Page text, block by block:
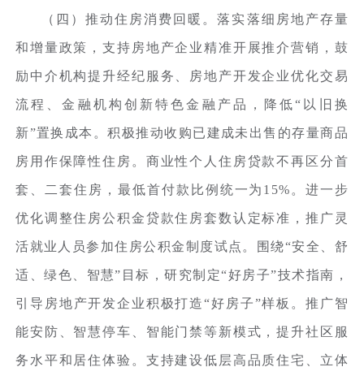
（四）推动住房消费回暖。落实落细房地产存量
和增量政策，支持房地产企业精准开展推介营销，鼓
励中介机构提升经纪服务、房地产开发企业优化交易
流程、金融机构创新特色金融产品，降低“以旧换
新”置换成本。积极推动收购已建成未出售的存量商品
房用作保障性住房。商业性个人住房贷款不再区分首
套、二套住房，最低首付款比例统一为15%。进一步
优化调整住房公积金贷款住房套数认定标准，推广灵
活就业人员参加住房公积金制度试点。围绕“安全、舒
适、绿色、智慧”目标，研究制定“好房子”技术指南，
引导房地产开发企业积极打造“好房子”样板。推广智
能安防、智慧停车、智能门禁等新模式，提升社区服
务水平和居住体验。支持建设低层高品质住宅、立体